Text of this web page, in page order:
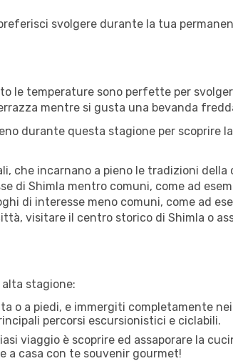
svolgere durante la tua
le temperature sono perfette per
mentre si gusta una bevanda
durante questa stagione per scoprire
che incarnano a pieno le tradizioni della
di Shimla mentro comuni, come ad
di interesse meno comuni, come ad
visitare il centro storico di Shimla o
stagione:
o a piedi, e immergiti completamente
percorsi escursionistici e ciclabili.
viaggio è scoprire ed assaporare la
a casa con te souvenir gourmet!